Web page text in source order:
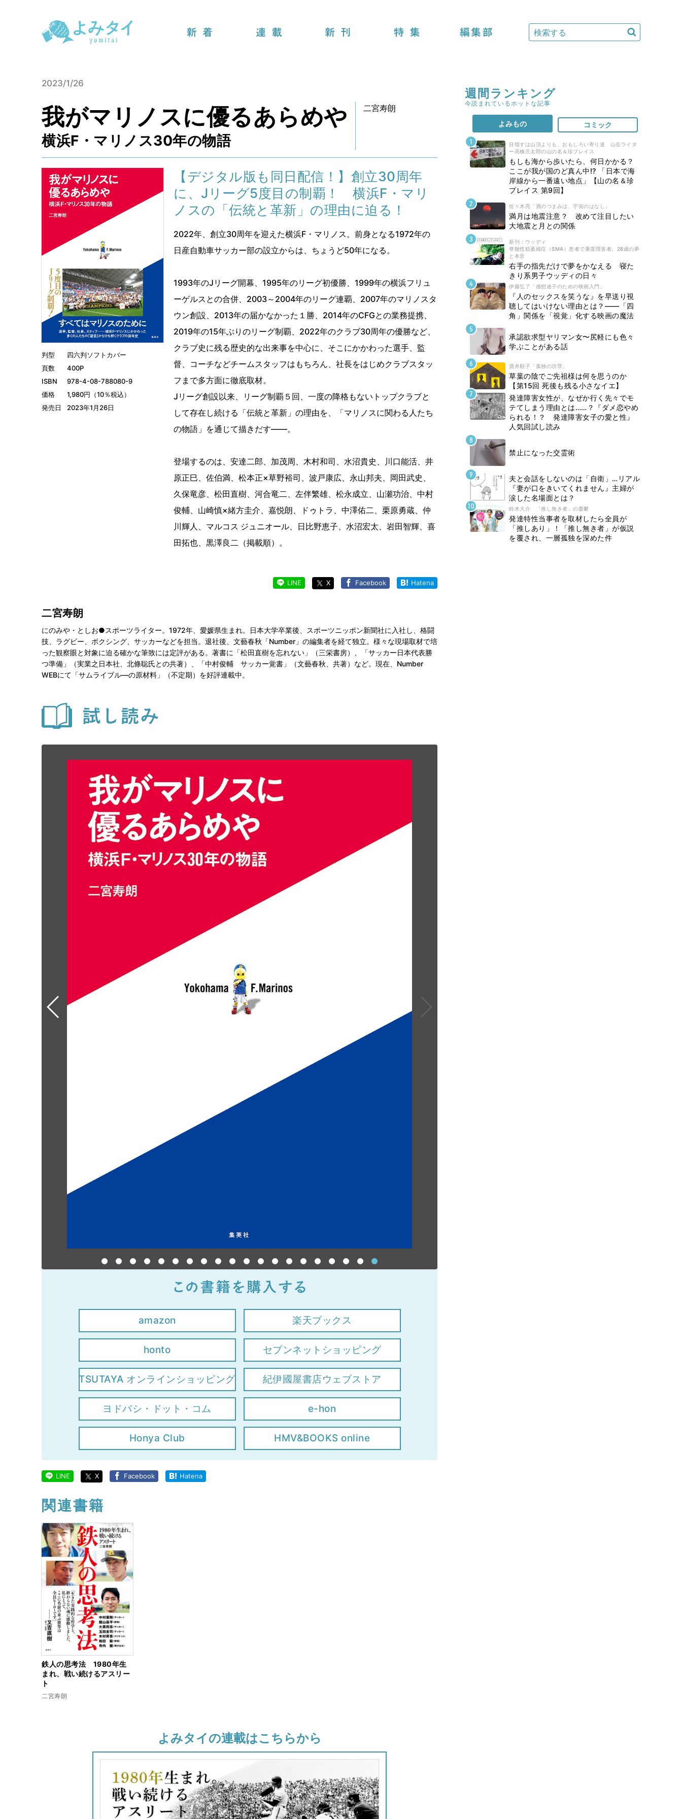
2023/1/26
我がマリノスに優るあらめや
横浜F・マリノス30年の物語
二宮寿朗
判型
四六判ソフトカバー
頁数
400P
ISBN
978-4-08-788080-9
価格
1,980円（10％税込）
発売日
2023年1月26日
【デジタル版も同日配信！】創立30周年
に、Jリーグ5度目の制覇！ 横浜F・マリ
ノスの「伝統と革新」の理由に迫る！
2022年、創立30周年を迎えた横浜F・マリノス。前身となる1972年の
日産自動車サッカー部の設立からは、ちょうど50年になる。
1993年のJリーグ開幕、1995年のリーグ初優勝、1999年の横浜フリュ
ーゲルスとの合併、2003～2004年のリーグ連覇、2007年のマリノスタ
ウン創設、2013年の届かなかった１勝、2014年のCFGとの業務提携、
2019年の15年ぶりのリーグ制覇、2022年のクラブ30周年の優勝など、
クラブ史に残る歴史的な出来事を中心に、そこにかかわった選手、監
督、コーチなどチームスタッフはもちろん、社長をはじめクラブスタッ
フまで多方面に徹底取材。
Jリーグ創設以来、リーグ制覇５回、一度の降格もないトップクラブと
して存在し続ける「伝統と革新」の理由を、「マリノスに関わる人たち
の物語」を通じて描きだす――。
登場するのは、安達二郎、加茂周、木村和司、水沼貴史、川口能活、井
原正巳、佐伯満、松本正×草野裕司、波戸康広、永山邦夫、岡田武史、
久保竜彦、松田直樹、河合竜二、左伴繁雄、松永成立、山瀬功治、中村
俊輔、山崎慎×緒方圭介、嘉悦朗、ドゥトラ、中澤佑二、栗原勇蔵、仲
川輝人、マルコス ジュニオール、日比野恵子、水沼宏太、岩田智輝、喜
田拓也、黒澤良二（掲載順）。
LINE X Facebook Hatena
二宮寿朗
にのみや・としお●スポーツライター。1972年、愛媛県生まれ。日本大学卒業後、スポーツニッポン新聞社に入社し、格闘
技、ラグビー、ボクシング、サッカーなどを担当。退社後、文藝春秋「Number」の編集者を経て独立。様々な現場取材で培
った観察眼と対象に迫る確かな筆致には定評がある。著書に「松田直樹を忘れない」（三栄書房）、「サッカー日本代表勝
つ準備」（実業之日本社、北條聡氏との共著）、「中村俊輔 サッカー覚書」（文藝春秋、共著）など。現在、Number
WEBにて「サムライブル―の原材料」（不定期）を好評連載中。
amazon 楽天ブックス
honto セブンネットショッピング
TSUTAYA オンラインショッピング 紀伊國屋書店ウェブストア
ヨドバシ・ドット・コム e-hon
Honya Club HMV&BOOKS online
LINE X Facebook Hatena
関連書籍
鉄人の思考法 1980年生
まれ、戦い続けるアスリー
ト
二宮寿朗
よみタイの連載はこちらから
週間ランキング
今読まれているホットな記事
よみもの コミック
目指すは山頂よりも、おもしろい寄り道 山岳ライタ
ー高橋庄太郎の山の名＆珍プレイス
もしも海から歩いたら、何日かかる？
ここが我が国のど真ん中!? 「日本で海
岸線から一番遠い地点」【山の名＆珍
プレイス 第9回】
佐々木亮「酒のつまみは、宇宙のはなし」
満月は地震注意？ 改めて注目したい
大地震と月との関係
新刊 : ウッディ
脊髄性筋萎縮症（SMA）患者で重度障害者。28歳の夢
と本音
右手の指先だけで夢をかなえる 寝た
きり系男子ウッディの日々
伊藤弘了「感想迷子のための映画入門」
『人のセックスを笑うな』を早送り視
聴してはいけない理由とは？――「四
角」関係を「視覚」化する映画の魔法
承認欲求型ヤリマン女〜尻軽にも色々
学ぶことがある話
酒井順子「孤独の功罪」
草葉の陰でご先祖様は何を思うのか
【第15回 死後も残る小さなイエ】
発達障害女性が、なぜか行く先々でモ
テてしまう理由とは……？『ダメ恋やめ
られる！？ 発達障害女子の愛と性』
人気回試し読み
禁止になった交霊術
夫と会話をしないのは「自衛」…リアル
『妻が口をきいてくれません』主婦が
涙した名場面とは？
鈴木大介 「推し無き者」の憂鬱
発達特性当事者を取材したら全員が
「推しあり」！「推し無き者」が仮説
を覆され、一層孤独を深めた件